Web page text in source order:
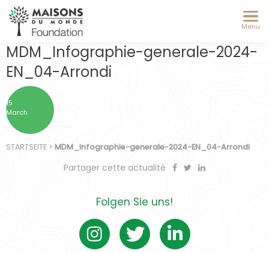
Menu
MDM_Infographie-generale-2024-
EN_04-Arrondi
15
March
STARTSEITE > MDM_Infographie-generale-2024-EN_04-Arrondi
Partager cette actualité
Folgen Sie uns!